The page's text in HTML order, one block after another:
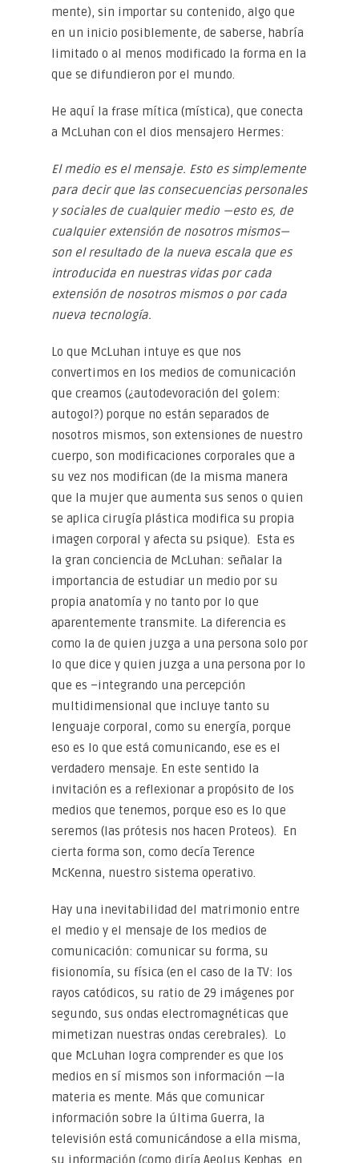
mente), sin importar su contenido, algo que
en un inicio posiblemente, de saberse, habría
limitado o al menos modificado la forma en la
que se difundieron por el mundo.
He aquí la frase mítica (mística), que conecta
a McLuhan con el dios mensajero Hermes:
El medio es el mensaje. Esto es simplemente
para decir que las consecuencias personales
y sociales de cualquier medio —esto es, de
cualquier extensión de nosotros mismos—
son el resultado de la nueva escala que es
introducida en nuestras vidas por cada
extensión de nosotros mismos o por cada
nueva tecnología.
Lo que McLuhan intuye es que nos
convertimos en los medios de comunicación
que creamos (¿autodevoración del golem:
autogol?) porque no están separados de
nosotros mismos, son extensiones de nuestro
cuerpo, son modificaciones corporales que a
su vez nos modifican (de la misma manera
que la mujer que aumenta sus senos o quien
se aplica cirugía plástica modifica su propia
imagen corporal y afecta su psique). Esta es
la gran conciencia de McLuhan: señalar la
importancia de estudiar un medio por su
propia anatomía y no tanto por lo que
aparentemente transmite. La diferencia es
como la de quien juzga a una persona solo por
lo que dice y quien juzga a una persona por lo
que es –integrando una percepción
multidimensional que incluye tanto su
lenguaje corporal, como su energía, porque
eso es lo que está comunicando, ese es el
verdadero mensaje. En este sentido la
invitación es a reflexionar a propósito de los
medios que tenemos, porque eso es lo que
seremos (las prótesis nos hacen Proteos). En
cierta forma son, como decía Terence
McKenna, nuestro sistema operativo.
Hay una inevitabilidad del matrimonio entre
el medio y el mensaje de los medios de
comunicación: comunicar su forma, su
fisionomía, su física (en el caso de la TV: los
rayos catódicos, su ratio de 29 imágenes por
segundo, sus ondas electromagnéticas que
mimetizan nuestras ondas cerebrales). Lo
que McLuhan logra comprender es que los
medios en sí mismos son información —la
materia es mente. Más que comunicar
información sobre la última Guerra, la
televisión está comunicándose a ella misma,
su información (como diría Aeolus Kephas, en